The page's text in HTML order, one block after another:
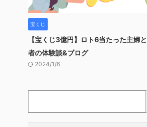
宝くじ
【宝くじ3億円】ロト6当たった主婦
者の体験談&ブログ
2024/1/6